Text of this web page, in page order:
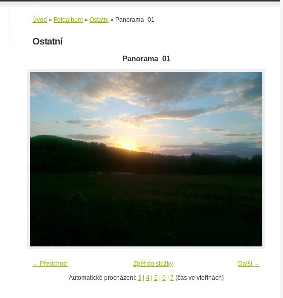
Úvod » Fotoalbum » Ostatní » Panorama_01
Ostatní
Panorama_01
← Předchozí Další →
Zpět do složky
Automatické procházení: 3| 4| 5| 6 7 (čas ve vteřinách)